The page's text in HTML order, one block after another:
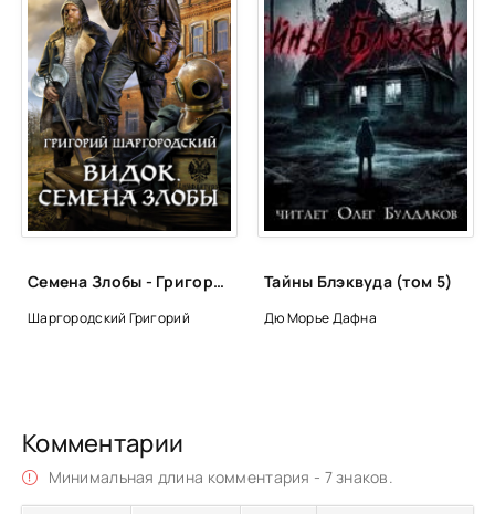
Семена Злобы - Григорий Шаргородский
Шаргородский Григорий
Тайны Блэквуда (том 5)
Дю Морье Дафна
Комментарии
Минимальная длина комментария - 7 знаков.